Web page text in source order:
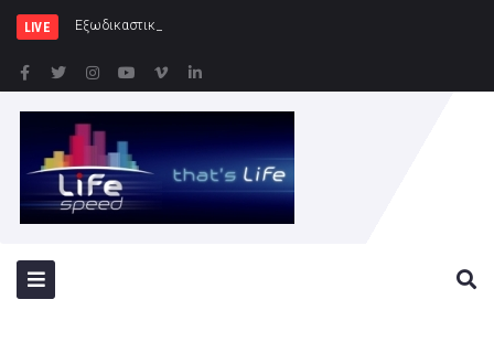
LIVE Εξωδικαστικός Μηχανισμός: Άνω τω